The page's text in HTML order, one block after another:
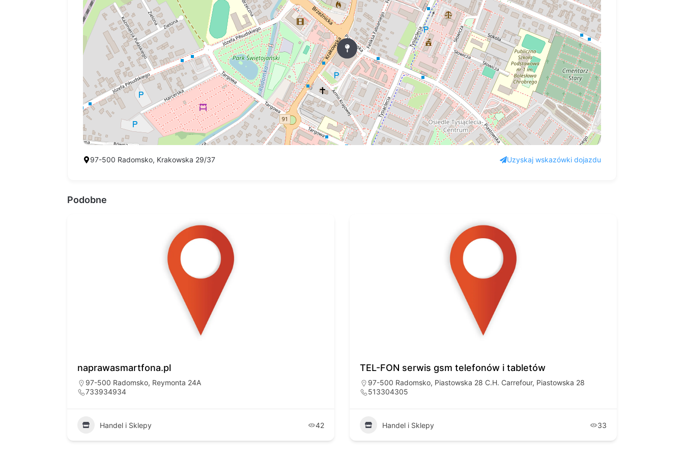
97-500 Radomsko, Krakowska 29/37 Uzyskaj wskazówki dojazdu
Podobne
naprawasmartfona.pl
97-500 Radomsko, Reymonta 24A
733934934
Handel i Sklepy 42
TEL-FON serwis gsm telefonów i tabletów
97-500 Radomsko, Piastowska 28 C.H. Carrefour, Piastowska 28
513304305
Handel i Sklepy 33